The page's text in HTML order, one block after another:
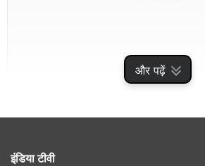
और पढ़ें
इंडिया टीवी